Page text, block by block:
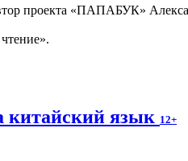
проекта «ПАПАБУК»
китайский язык 12+